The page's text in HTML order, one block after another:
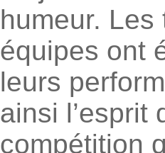
humeur.
équipes ont
leurs
ainsi l’esprit
compétition